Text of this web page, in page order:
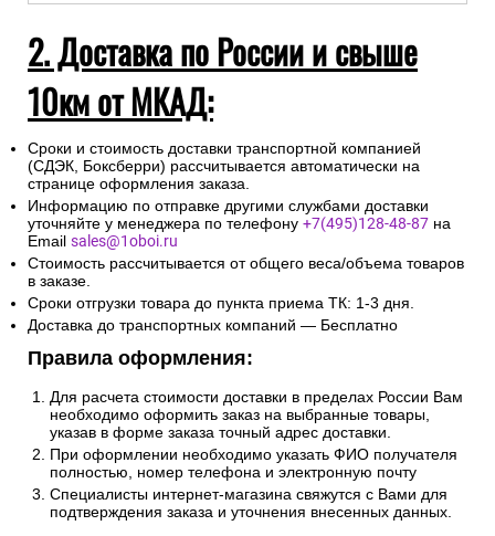
2. Доставка по России и свыше
10км от МКАД:
Сроки и стоимость доставки транспортной компанией
(СДЭК, Боксберри) рассчитывается автоматически на
странице оформления заказа.
Информацию по отправке другими службами доставки
уточняйте у менеджера по телефону +7(495)128-48-87 на
Email sales@1oboi.ru
Стоимость рассчитывается от общего веса/объема товаров
в заказе.
Сроки отгрузки товара до пункта приема ТК: 1-3 дня.
Доставка до транспортных компаний — Бесплатно
Правила оформления:
Для расчета стоимости доставки в пределах России Вам
необходимо оформить заказ на выбранные товары,
указав в форме заказа точный адрес доставки.
При оформлении необходимо указать ФИО получателя
полностью, номер телефона и электронную почту
Специалисты интернет-магазина свяжутся с Вами для
подтверждения заказа и уточнения внесенных данных.